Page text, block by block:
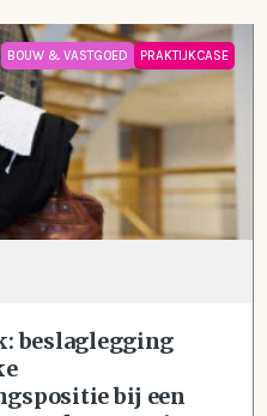
BOUW & VASTGOED PRAKTIJKCASE
beslaglegging
bij een